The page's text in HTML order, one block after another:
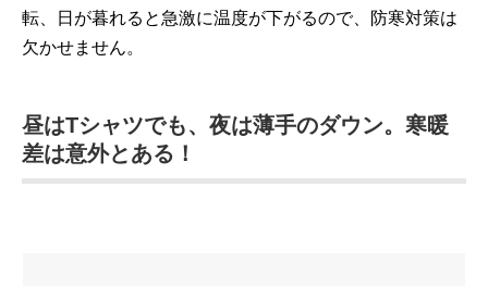
転、日が暮れると急激に温度が下がるので、防寒対策は
欠かせません。
昼はTシャツでも、夜は薄手のダウン。寒暖
差は意外とある！